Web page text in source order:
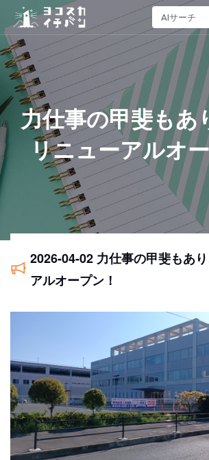
力仕事の甲斐もあ
リニューアルオ
2026-04-02 力仕事の甲斐もあ
アルオープン！